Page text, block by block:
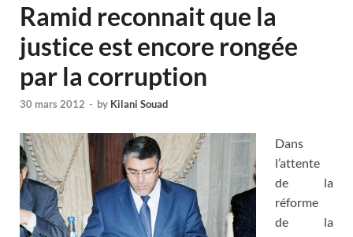
Ramid reconnait que la
justice est encore rongée
par la corruption
30 mars 2012 - by Kilani Souad
Dans
l’attente
de la
réforme
de la